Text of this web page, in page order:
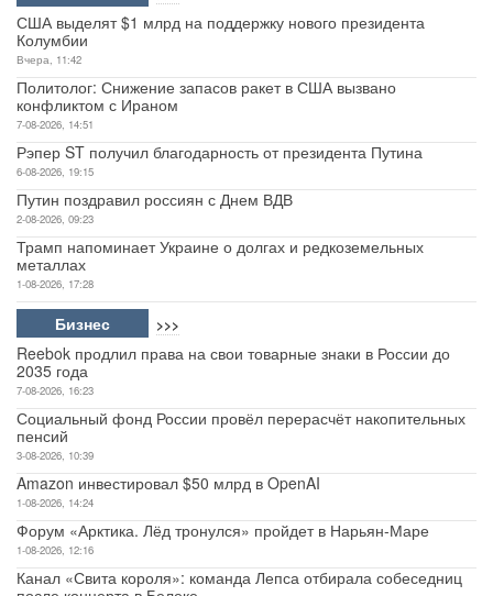
США выделят $1 млрд на поддержку нового президента
Колумбии
Вчера, 11:42
Политолог: Снижение запасов ракет в США вызвано
конфликтом с Ираном
7-08-2026, 14:51
Рэпер ST получил благодарность от президента Путина
6-08-2026, 19:15
Путин поздравил россиян с Днем ВДВ
2-08-2026, 09:23
Трамп напоминает Украине о долгах и редкоземельных
металлах
1-08-2026, 17:28
Бизнес >>>
Reebok продлил права на свои товарные знаки в России до
2035 года
7-08-2026, 16:23
Социальный фонд России провёл перерасчёт накопительных
пенсий
3-08-2026, 10:39
Amazon инвестировал $50 млрд в OpenAI
1-08-2026, 14:24
Форум «Арктика. Лёд тронулся» пройдет в Нарьян-Маре
1-08-2026, 12:16
Канал «Свита короля»: команда Лепса отбирала собеседниц